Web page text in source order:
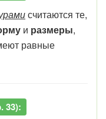
считаются те,
и размеры,
равные
33):